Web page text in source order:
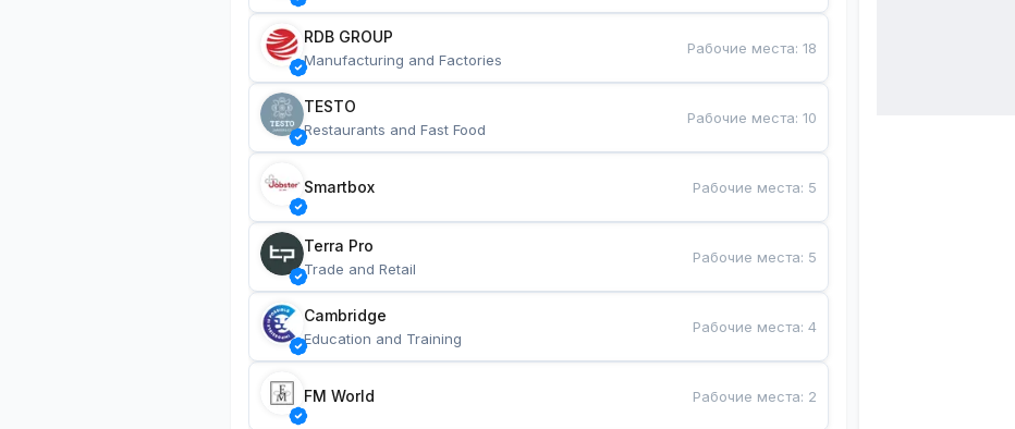
RDB GROUP
Manufacturing and Factories
Рабочие места:18
TESTO
Restaurants and Fast Food
Рабочие места:10
Smartbox Рабочие места: 5
Terra Pro
Trade and Retail
Рабочие места: 5
Cambridge
Education and Training
Рабочие места:4
FM World Рабочие места: 2